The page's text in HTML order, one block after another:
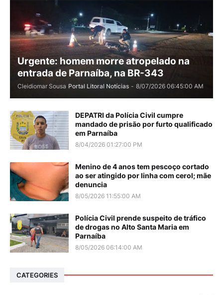
Urgente: homem morre atropelado na
entrada de Parnaíba, na BR-343
Cleidiomar Sousa Portal Litoral Notícias - 8/07/2026 06:45:00 AM
DEPATRI da Polícia Civil cumpre
mandado de prisão por furto qualificado
em Parnaíba
8/04/2026 01:27:00 PM
Menino de 4 anos tem pescoço cortado
ao ser atingido por linha com cerol; mãe
denuncia
8/05/2026 11:55:00 AM
Polícia Civil prende suspeito de tráfico
de drogas no Alto Santa Maria em
Parnaíba
8/05/2026 06:14:00 AM
CATEGORIES